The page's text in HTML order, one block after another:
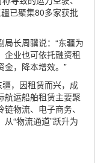
已聚集80多家获批
长周骥说：“东疆为
企业也可依托融资租
金，降本增效。”
疆，因租赁而兴，成
航运船舶租赁主要聚
物流、电子商务、
“物流通道”跃升为